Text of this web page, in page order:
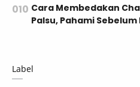
Cara Membedakan
Palsu, Pahami Sebelum
Label